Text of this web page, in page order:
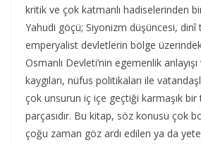
kritik ve çok katmanlı hadiselerinden
Yahudi göçü; Siyonizm düşüncesi, dinî
emperyalist devletlerin bölge
Osmanlı Devleti’nin egemenlik
kaygıları, nüfus politikaları ile
çok unsurun iç içe geçtiği karmaşık bir
parçasıdır. Bu kitap, söz konusu çok
çoğu zaman göz ardı edilen ya da